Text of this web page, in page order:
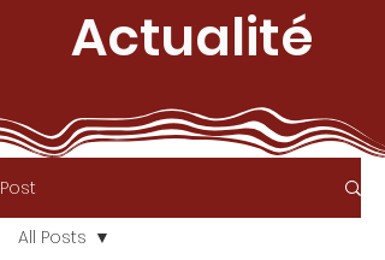
Actualité
Post
All Posts